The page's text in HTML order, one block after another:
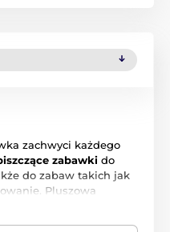
zachwyci każdego
zabawki do
do zabaw takich jak
Pluszowa